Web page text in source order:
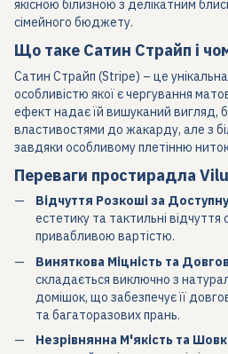
якісною білизною з делікатним
сімейного бюджету.
Що таке Сатин Страйп і
Сатин Страйп (Stripe) – це
особливістю якої є чергування
ефект надає їй вишуканий вигляд,
властивостями до жакарду, але з
завдяки особливому плетінню
Переваги простирадла
Відчуття Розкоші за
естетику та тактильні відчуття
привабливою вартістю.
Виняткова Міцність та
складається виключно з
домішок, що забезпечує її
та багаторазових прань.
Незрівнянна М'якість та